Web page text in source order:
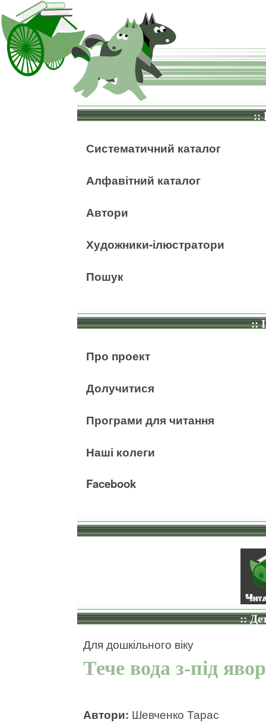
::
Систематичний каталог
Алфавітний каталог
Автори
Художники-ілюстратори
Пошук
::
Про проект
Долучитися
Програми для читання
Наші колеги
Facebook
::
Для дошкільного віку
Тече вода з-під
Автори: Шевченко Тарас